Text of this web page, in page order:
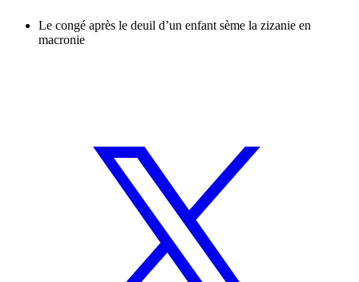
Le congé après le deuil d’un enfant sème la zizanie en
macronie